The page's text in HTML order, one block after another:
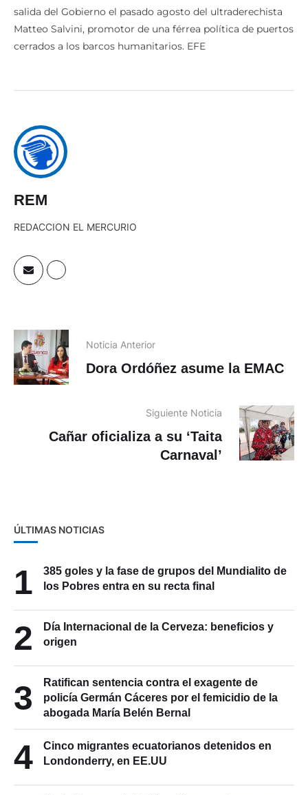
salida del Gobierno el pasado agosto del ultraderechista
Matteo Salvini, promotor de una férrea política de puertos
cerrados a los barcos humanitarios. EFE
REM
REDACCION EL MERCURIO
Noticia Anterior
Dora Ordóñez asume la EMAC
Siguiente Noticia
Cañar oficializa a su ‘Taita
Carnaval’
ÚLTIMAS NOTICIAS
1
385 goles y la fase de grupos del Mundialito de
los Pobres entra en su recta final
2
Día Internacional de la Cerveza: beneficios y
origen
3
Ratifican sentencia contra el exagente de
policía Germán Cáceres por el femicidio de la
abogada María Belén Bernal
4
Cinco migrantes ecuatorianos detenidos en
Londonderry, en EE.UU